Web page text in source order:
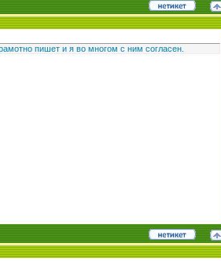
пишет и я во многом с ним согласен.